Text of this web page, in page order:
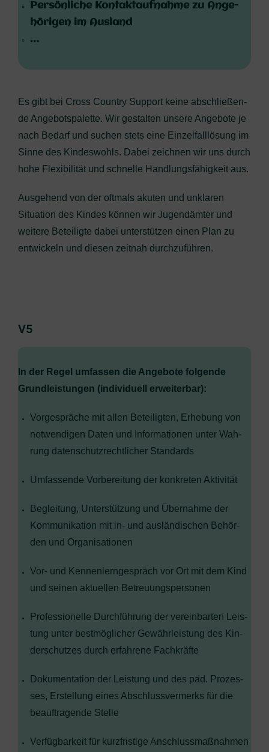
Per­sön­li­che Kon­takt­auf­nah­me zu Ange­
hö­ri­gen im Ausland
…
Es gibt bei Cross Coun­try Sup­port kei­ne abschlie­ßen­
de Ange­bots­pa­let­te. Wir gestal­ten unse­re Ange­bo­te je
nach Bedarf und suchen stets eine Ein­zel­fall­lö­sung im
Sin­ne des Kin­des­wohls. Dabei zeich­nen wir uns durch
hohe Fle­xi­bi­li­tät und schnel­le Hand­lungs­fä­hig­keit aus.
Aus­ge­hend von der oft­mals aku­ten und unkla­ren
Situa­ti­on des Kin­des kön­nen wir Jugend­äm­ter und
wei­te­re Betei­lig­te dabei unter­stüt­zen einen Plan zu
ent­wi­ckeln und die­sen zeit­nah durchzuführen.
V5
In der Regel umfas­sen die Ange­bo­te fol­gen­de
Grund­leis­tun­gen (indi­vi­du­ell erweiterbar):
Vor­ge­sprä­che mit allen Betei­lig­ten, Erhe­bung von
not­wen­di­gen Daten und Infor­ma­tio­nen unter Wah­
rung daten­schutz­recht­li­cher Standards
Umfas­sen­de Vor­be­rei­tung der kon­kre­ten Aktivität
Beglei­tung, Unter­stüt­zung und Über­nah­me der
Kom­mu­ni­ka­ti­on mit in- und aus­län­di­schen Behör­
den und Organisationen
Vor- und Ken­nen­lern­ge­spräch vor Ort mit dem Kind
und sei­nen aktu­el­len Betreuungspersonen
Pro­fes­sio­nel­le Durch­füh­rung der ver­ein­bar­ten Leis­
tung unter best­mög­li­cher Gewähr­leis­tung des Kin­
der­schut­zes durch erfah­re­ne Fachkräfte
Doku­men­ta­ti­on der Leis­tung und des päd. Pro­zes­
ses, Erstel­lung eines Abschluss­ver­merks für die
beauf­tra­gen­de Stelle
Ver­füg­bar­keit für kurz­fris­ti­ge Anschlussmaßnahmen